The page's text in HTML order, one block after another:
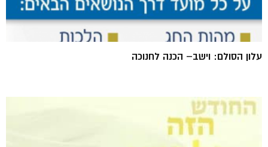
עלון הסולם: וישב– הכנה לחנוכה